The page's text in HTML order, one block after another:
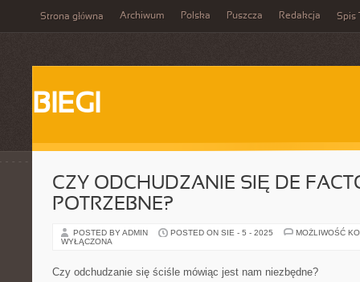
Strona główna Archiwum Polska Puszcza Redakcja Spis
BIEGI
CZY ODCHUDZANIE SIĘ DE
POTRZEBNE?
POSTED BY ADMIN POSTED ON SIE - 5 - 2025
MOŻLIWOŚĆ
WYŁĄCZONA
Czy odchudzanie się ściśle mówiąc jest nam niezbędne?